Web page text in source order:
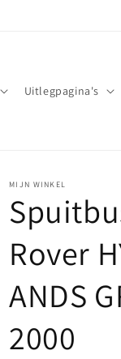
Uitlegpagina's
MIJN WINKEL
Rover
ANDS
2000